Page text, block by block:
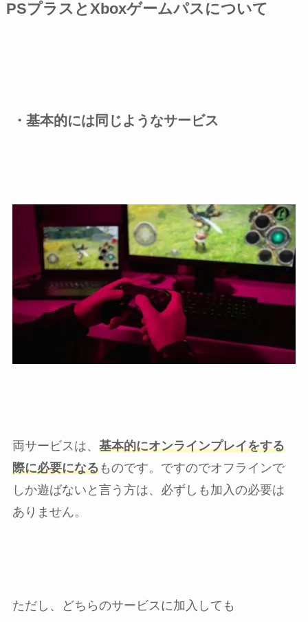
PSプラスとXboxゲームパスについて
・基本的には同じようなサービス
両サービスは、 基本的にオンラインプレイをする
際に必要になるものです。ですのでオフラインで
しか遊ばないと言う方は、必ずしも加入の必要は
ありません。
ただし、どちらのサービスに加入しても